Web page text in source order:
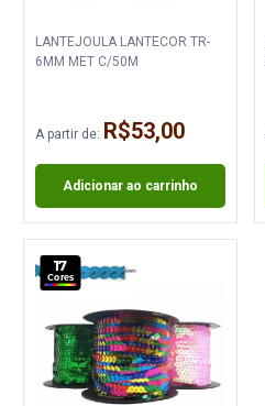
LANTEJOULA LANTECOR TR-
6MM MET C/50M
A partir de: R$53,00
Adicionar ao carrinho
17
Cores